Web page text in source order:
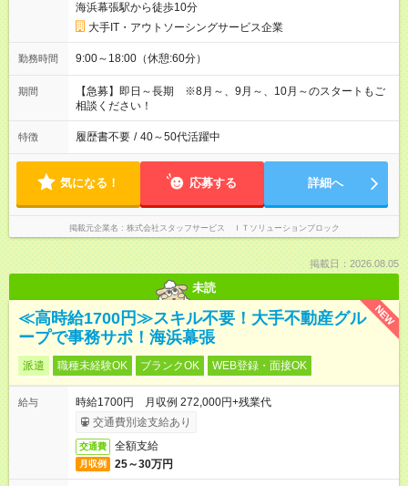
海浜幕張駅から徒歩10分
大手IT・アウトソーシングサービス企業
勤務時間 9:00～18:00（休憩:60分）
期間
【急募】即日～長期 ※8月～、9月～、10月～のスタートもご
相談ください！
特徴 履歴書不要 / 40～50代活躍中
気になる！ 応募する 詳細へ
掲載元企業名 株式会社スタッフサービス ＩＴソリューションブロック
掲載日：2026.08.05
未読
NEW
≪高時給1700円≫スキル不要！大手不動産グル
ープで事務サポ！海浜幕張
派遣 職種未経験OK ブランクOK WEB登録・面接OK
給与
時給1700円 月収例 272,000円+残業代
交通費別途支給あり
交通費 全額支給
月収例 25～30万円